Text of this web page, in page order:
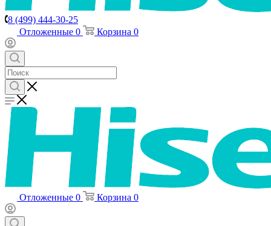
8 (499) 444-30-25
Отложенные 0 Корзина 0
Отложенные 0 Корзина 0